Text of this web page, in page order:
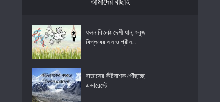
ফলন বিতর্কঃ দেশী ধান, সবুজ
বিপ্লবের ধান ও গ্রীন...
বাতাসের কীটনাশক পৌঁছচ্ছে
এভারেস্টে